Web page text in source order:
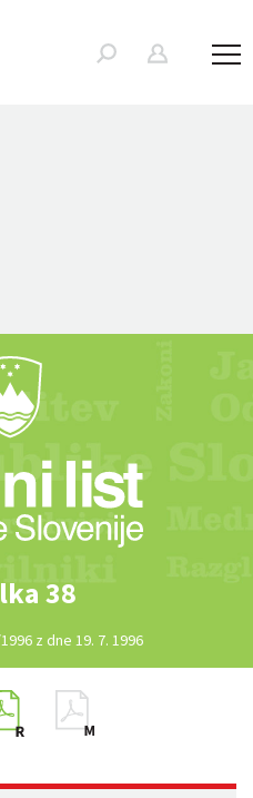
38
z dne 19. 7. 1996